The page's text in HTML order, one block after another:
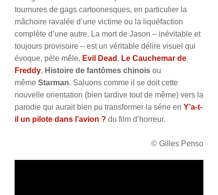
tournures de gags cartoonesques, en particulier la
mâchoire ravalée d’une victime ou la liquéfaction
complète d’une autre. La mort de Jason – inévitable et
toujours provisoire – est un véritable délire visuel qui
évoque, pèle mêle, Evil Dead , Le Cauchemar de
Freddy, Histoire de fantômes chinois ou
même Starman. Saluons comme il se doit cette
nouvelle orientation (bien tardive tout de même) vers la
parodie qui aurait bien pu transformer la série en Y’a-t-
il un pilote dans l’avion ? du film d’horreur.
© Gilles Penso